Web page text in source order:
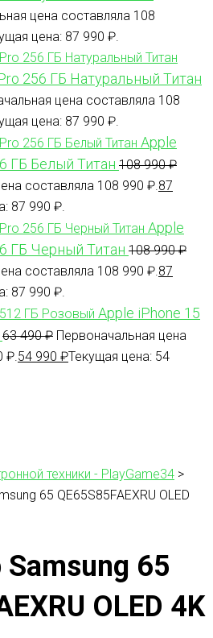
цена составляла 108
цена: 87 990 ₽.
256 ГБ Натуральный Титан
цена составляла 108
цена: 87 990 ₽.
Apple
ГБ Белый Титан 108 990₽
составляла 108 990 ₽. 87
87 990 ₽.
Apple
ГБ Черный Титан 108 990₽
составляла 108 990 ₽. 87
87 990 ₽.
Apple iPhone 15
63 490₽ Первоначальная цена
₽. 54 990 ₽Текущая цена: 54
техники - PlayGame34 >
65 QE65S85FAEXRU OLED
65
OLED 4K